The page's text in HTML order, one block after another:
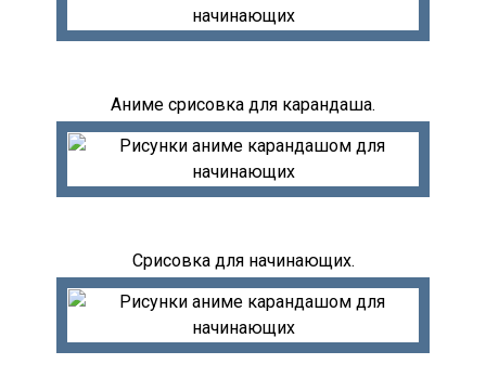
Аниме срисовка для карандаша.
Срисовка для начинающих.